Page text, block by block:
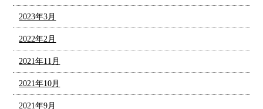
2023年3月
2022年2月
2021年11月
2021年10月
2021年9月